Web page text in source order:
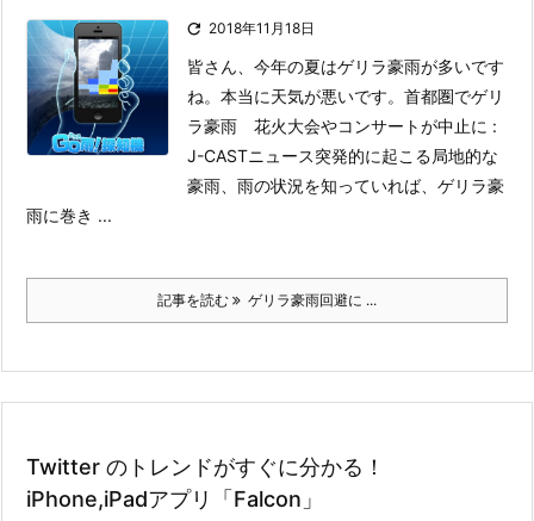
 2018年11月18日
皆さん、今年の夏はゲリラ豪雨が多いです
ね。本当に天気が悪いです。首都圏でゲリ
ラ豪雨 花火大会やコンサートが中止に :
J-CASTニュース突発的に起こる局地的な
豪雨、雨の状況を知っていれば、ゲリラ豪
雨に巻き ...
記事を読む ゲリラ豪雨回避に ...
Twitter のトレンドがすぐに分かる！
iPhone,iPadアプリ「Falcon」